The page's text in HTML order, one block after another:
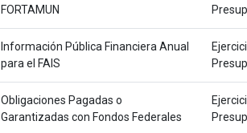
FORTAMUN
Información Pública Financiera Anual
para el FAIS
Obligaciones Pagadas o
Garantizadas con Fondos Federales